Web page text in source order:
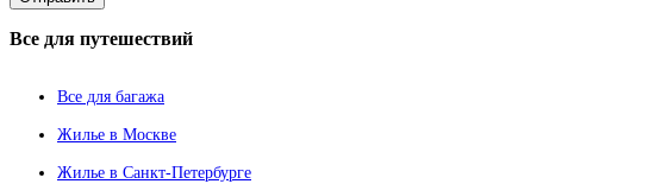
Все для путешествий
Все для багажа
Жилье в Москве
Жилье в Санкт-Петербурге